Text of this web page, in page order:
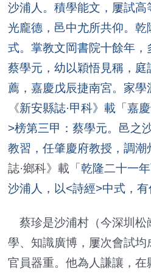
沙浦人。積學能文，屢試
光龐德，邑中尤所共仰。乾
式。掌教文岡書院十餘年
蔡學元，幼以穎悟見稱，
薦，嘉慶戊辰捷南宮。家學
《新安縣誌·甲科》載「嘉
>榜第三甲：蔡學元。邑之
教習，任肇慶府教授，調潮
誌·鄉科》載「乾隆二十一
沙浦人，以<詩經>中式，有
蔡珍是沙浦村（今深圳
學、知識廣博，屢次會試
官員器重。他為人謙讓，